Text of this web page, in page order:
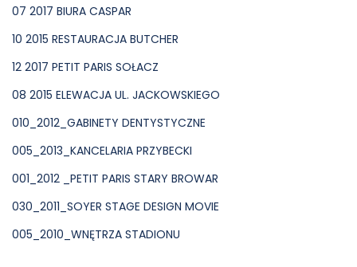
07 2017 BIURA CASPAR
10 2015 RESTAURACJA BUTCHER
12 2017 PETIT PARIS SOŁACZ
08 2015 ELEWACJA UL. JACKOWSKIEGO
010_2012_GABINETY DENTYSTYCZNE
005_2013_KANCELARIA PRZYBECKI
001_2012 _PETIT PARIS STARY BROWAR
030_2011_SOYER STAGE DESIGN MOVIE
005_2010_WNĘTRZA STADIONU